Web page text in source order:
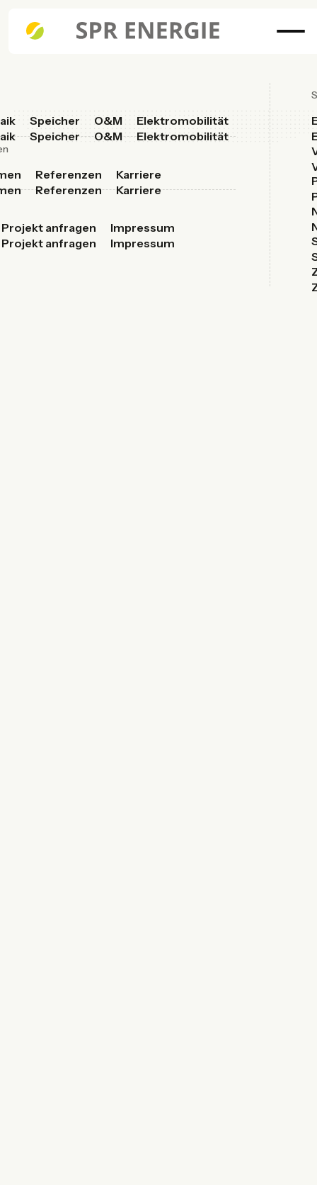
Speicher
Speicher
O&M
O&M
Elektromobilität
Elektromobilität
Referenzen
Referenzen
Karriere
Karriere
Projekt anfragen
Projekt anfragen
Impressum
Impressum